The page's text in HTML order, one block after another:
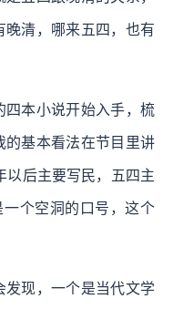
清，哪来五四，也有
本小说开始入手，梳
的基本看法在节目里讲
以后主要写民，五四主
一个空洞的口号，这个
发现，一个是当代文学